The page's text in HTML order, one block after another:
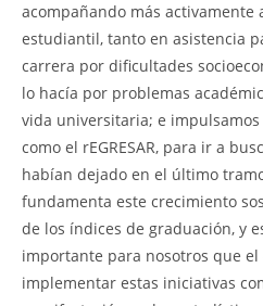
acompañando más activamente
estudiantil, tanto en asistencia
carrera por dificultades
lo hacía por problemas
vida universitaria; e
como el rEGRESAR, para ir a
habían dejado en el último
fundamenta este crecimiento
de los índices de graduación, y
importante para nosotros que
implementar estas iniciativas